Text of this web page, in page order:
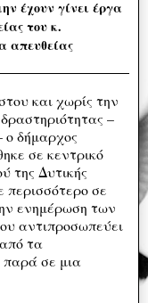
έχουν γίνει έργα
του κ.
απευθείας
και χωρίς την
–
ο δήμαρχος
σε κεντρικό
της Δυτικής
σε
ενημέρωση των
αντιπροσωπεύει
τα
σε μια